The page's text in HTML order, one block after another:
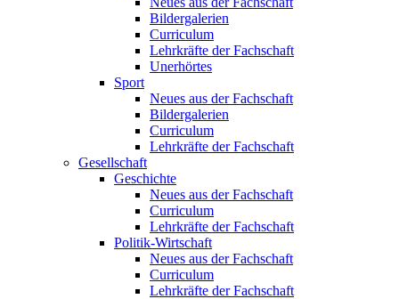
Bildergalerien
Curriculum
Lehrkräfte der Fachschaft
Unerhörtes
Sport
Neues aus der Fachschaft
Bildergalerien
Curriculum
Lehrkräfte der Fachschaft
Gesellschaft
Geschichte
Neues aus der Fachschaft
Curriculum
Lehrkräfte der Fachschaft
Politik-Wirtschaft
Neues aus der Fachschaft
Curriculum
Lehrkräfte der Fachschaft